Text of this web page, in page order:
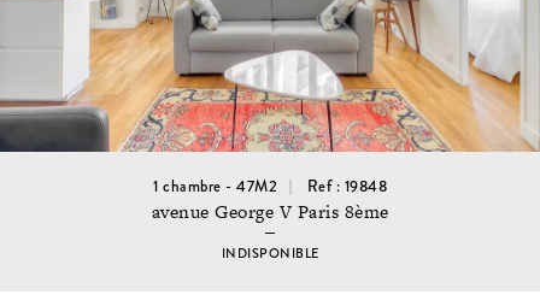
1 chambre - 47M2 Ref : 19848
avenue George V Paris 8ème
INDISPONIBLE